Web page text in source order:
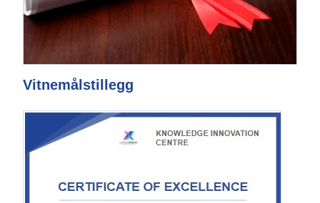
Vitnemålstillegg